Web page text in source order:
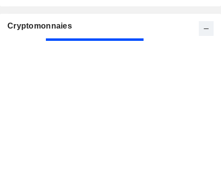
Cryptomonnaies